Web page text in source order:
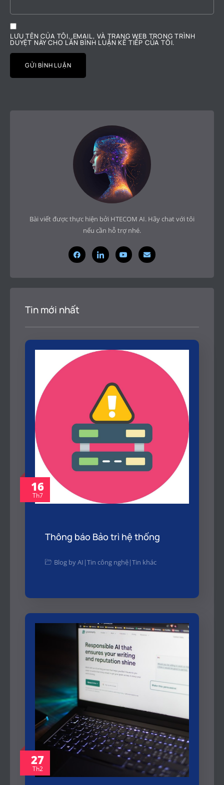
LƯU TÊN CỦA TÔI, EMAIL, VÀ TRANG WEB TRONG TRÌNH
DUYỆT NÀY CHO LẦN BÌNH LUẬN KẾ TIẾP CỦA TÔI.
Bài viết được thực hiện bởi HTECOM AI. Hãy chat với tôi
nếu cần hỗ trợ nhé.
Tin mới nhất
16
Th7
Thông báo Bảo trì hệ thống
Blog by AI |Tin công nghệ|Tin khác
27
Th2